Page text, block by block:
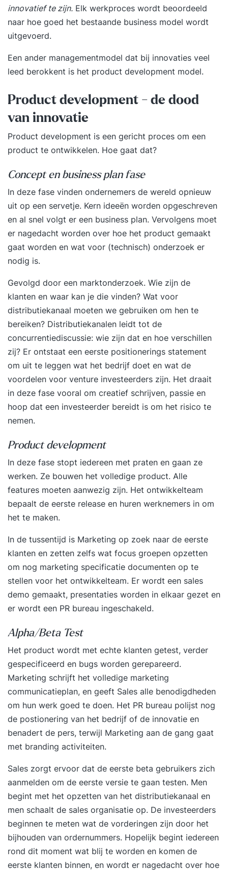
innovatief te zijn. Elk werkproces wordt beoordeeld
naar hoe goed het bestaande business model wordt
uitgevoerd.
Een ander managementmodel dat bij innovaties veel
leed berokkent is het product development model.
Product development - de dood
van innovatie
Product development is een gericht proces om een
product te ontwikkelen. Hoe gaat dat?
Concept en business plan fase
In deze fase vinden ondernemers de wereld opnieuw
uit op een servetje. Kern ideeën worden opgeschreven
en al snel volgt er een business plan. Vervolgens moet
er nagedacht worden over hoe het product gemaakt
gaat worden en wat voor (technisch) onderzoek er
nodig is.
Gevolgd door een marktonderzoek. Wie zijn de
klanten en waar kan je die vinden? Wat voor
distributiekanaal moeten we gebruiken om hen te
bereiken? Distributiekanalen leidt tot de
concurrentiediscussie: wie zijn dat en hoe verschillen
zij? Er ontstaat een eerste positionerings statement
om uit te leggen wat het bedrijf doet en wat de
voordelen voor venture investeerders zijn. Het draait
in deze fase vooral om creatief schrijven, passie en
hoop dat een investeerder bereidt is om het risico te
nemen.
Product development
In deze fase stopt iedereen met praten en gaan ze
werken. Ze bouwen het volledige product. Alle
features moeten aanwezig zijn. Het ontwikkelteam
bepaalt de eerste release en huren werknemers in om
het te maken.
In de tussentijd is Marketing op zoek naar de eerste
klanten en zetten zelfs wat focus groepen opzetten
om nog marketing specificatie documenten op te
stellen voor het ontwikkelteam. Er wordt een sales
demo gemaakt, presentaties worden in elkaar gezet en
er wordt een PR bureau ingeschakeld.
Alpha/Beta Test
Het product wordt met echte klanten getest, verder
gespecificeerd en bugs worden gerepareerd.
Marketing schrijft het volledige marketing
communicatieplan, en geeft Sales alle benodigdheden
om hun werk goed te doen. Het PR bureau polijst nog
de postionering van het bedrijf of de innovatie en
benadert de pers, terwijl Marketing aan de gang gaat
met branding activiteiten.
Sales zorgt ervoor dat de eerste beta gebruikers zich
aanmelden om de eerste versie te gaan testen. Men
begint met het opzetten van het distributiekanaal en
men schaalt de sales organisatie op. De investeerders
beginnen te meten wat de vorderingen zijn door het
bijhouden van ordernummers. Hopelijk begint iedereen
rond dit moment wat blij te worden en komen de
eerste klanten binnen, en wordt er nagedacht over hoe